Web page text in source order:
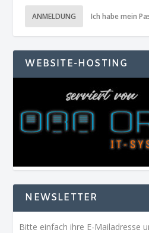
ANMELDUNG Ich habe mein
WEBSITE-HOSTING
NEWSLETTER
Bitte einfach ihre E-Mailadresse